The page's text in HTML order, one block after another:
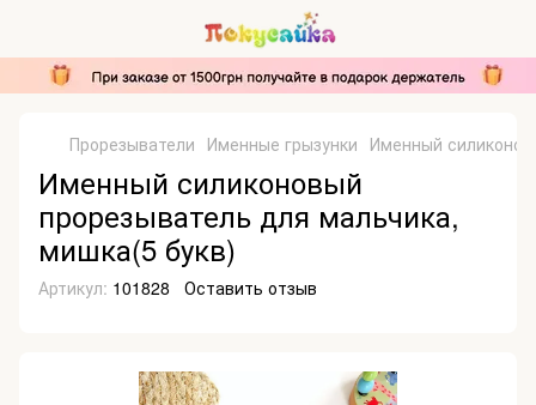
Прорезыватели Именные грызунки Именный
Именный силиконовый
прорезыватель для мальчика,
мишка(5 букв)
Артикул: 101828 Оставить отзыв